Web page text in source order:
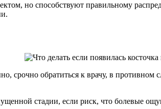
но способствуют правильному
срочно обратиться к врачу, в
стадии, если риск, что болевые